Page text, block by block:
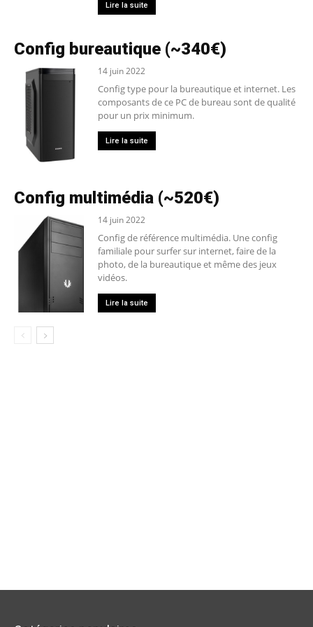
Lire la suite
Config bureautique (~340€)
14 juin 2022
Config type pour la bureautique et internet. Les
composants de ce PC de bureau sont de qualité
pour un prix minimum.
Lire la suite
Config multimédia (~520€)
14 juin 2022
Config de référence multimédia. Une config
familiale pour surfer sur internet, faire de la
photo, de la bureautique et même des jeux
vidéos.
Lire la suite